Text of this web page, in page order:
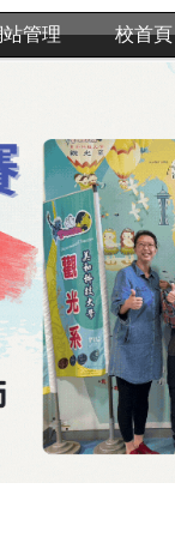
站管理 校首頁